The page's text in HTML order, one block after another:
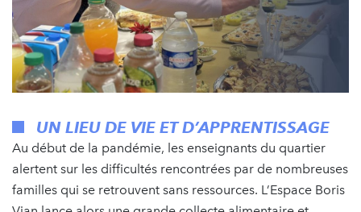
UN LIEU DE VIE ET D’APPRENTISSAGE
Au début de la pandémie, les enseignants du quartier
alertent sur les difficultés rencontrées par de nombreuses
familles qui se retrouvent sans ressources. L’Espace Boris